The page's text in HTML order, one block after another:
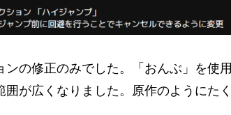
ンの修正のみでした。「おんぶ」を使
囲が広くなりました。原作のようにた